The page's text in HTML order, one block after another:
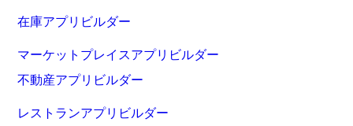
在庫アプリビルダー
マーケットプレイスアプリビルダー
不動産アプリビルダー
レストランアプリビルダー